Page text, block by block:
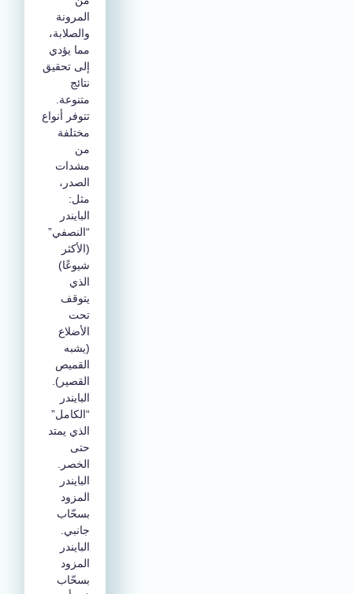
المرونة
والصلابة،
مما يؤدي
إلى تحقيق
متنوعة.
تتوفر أنواع
مختلفة
مشدات
الصدر،
البايندر
“النصفي”
(الأكثر
شيوعًا)
يتوقف
الأضلاع
(يشبه
القميص
القصير).
البايندر
“الكامل”
الذي يمتد
الخصر.
البايندر
المزود
بسحّاب
جانبي.
البايندر
المزود
بسحّاب